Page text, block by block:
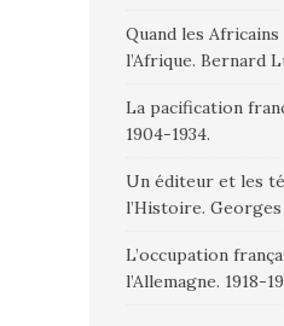
Quand les
l’Afrique. Bernard
La pacification
1904-1934.
Un éditeur et les
l’Histoire. Georges
L’occupation
l’Allemagne. 1918-